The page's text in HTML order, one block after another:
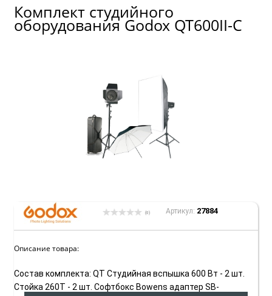
Комплект студийного
оборудования Godox QT600II-C
(0) Артикул: 27884
Описание товара:
Состав комплекта: QT Студийная вспышка 600 Вт - 2 шт.
Стойка 260T - 2 шт. Софтбокс Bowens адаптер SB-